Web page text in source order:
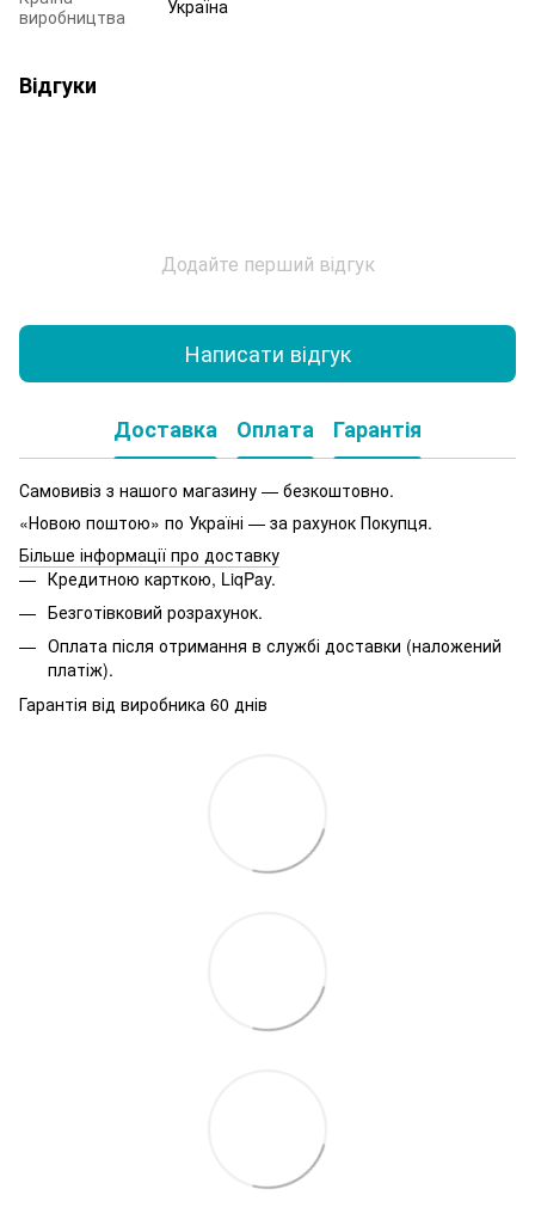
виробництва
Україна
Відгуки
Додайте перший відгук
Написати відгук
Доставка Оплата Гарантія
Самовивіз з нашого магазину — безкоштовно.
«Новою поштою» по Україні — за рахунок Покупця.
Більше інформації про доставку
Кредитною карткою, LiqPay.
Безготівковий розрахунок.
Оплата після отримання в службі доставки (наложений
платіж).
Гарантія від виробника 60 днів